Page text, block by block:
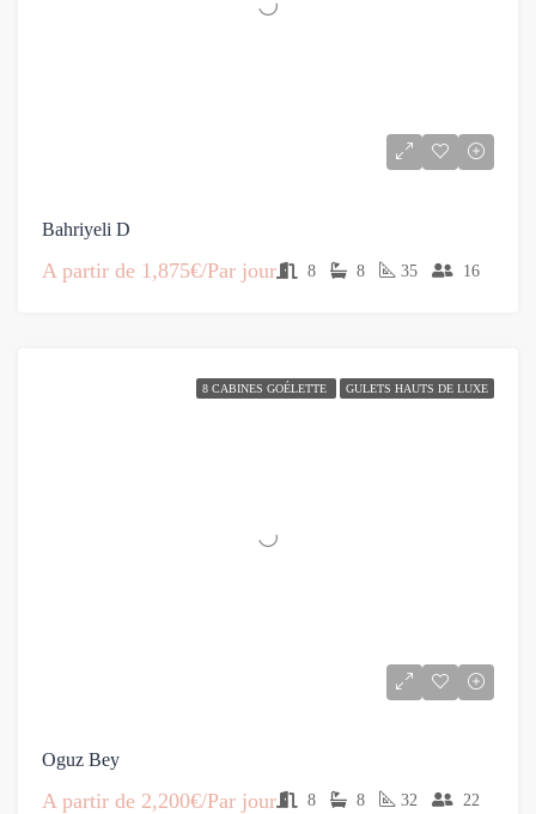
Bahriyeli D
A partir de 1,875€/Par jour 8 8 35 16
8 CABINES GOÉLETTE GULETS HAUTS DE LUXE
Oguz Bey
A partir de 2,200€/Par jour 8 8 32 22